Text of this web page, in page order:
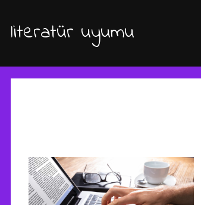
literatür uyumu